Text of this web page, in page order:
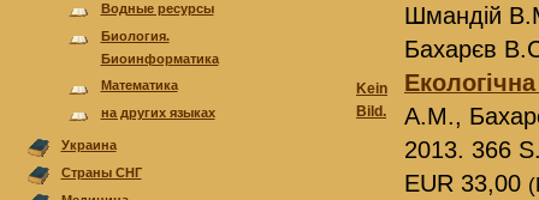
Водные ресурсы
Биология.
Биоинформатика
Mатематика
на других языках
Украина
Страны СНГ
Kein
Bild.
Шмандій
Бахарєв
А.М.,
2013. 366
EUR 33,00